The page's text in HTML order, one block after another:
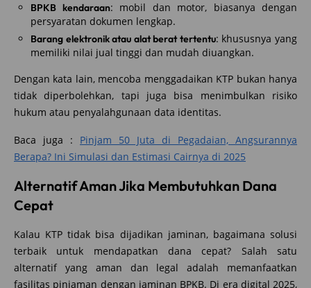
BPKB kendaraan: mobil dan motor, biasanya dengan
persyaratan dokumen lengkap.
Barang elektronik atau alat berat tertentu: khususnya yang
memiliki nilai jual tinggi dan mudah diuangkan.
Dengan kata lain, mencoba menggadaikan KTP bukan hanya
tidak diperbolehkan, tapi juga bisa menimbulkan risiko
hukum atau penyalahgunaan data identitas.
Baca juga : Pinjam 50 Juta di Pegadaian, Angsurannya
Berapa? Ini Simulasi dan Estimasi Cairnya di 2025
Alternatif Aman Jika Membutuhkan Dana
Cepat
Kalau KTP tidak bisa dijadikan jaminan, bagaimana solusi
terbaik untuk mendapatkan dana cepat? Salah satu
alternatif yang aman dan legal adalah memanfaatkan
fasilitas pinjaman dengan jaminan BPKB. Di era digital 2025,